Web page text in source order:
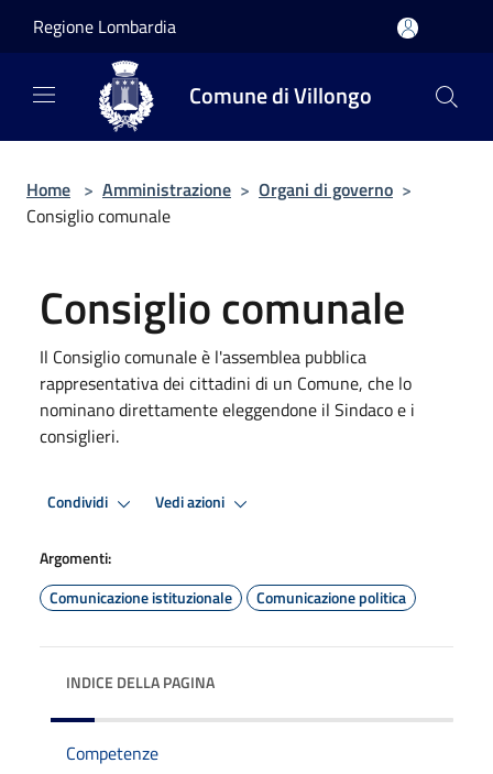
Regione Lombardia
Comune di Villongo
Home > Amministrazione > Organi di governo >
Consiglio comunale
Consiglio comunale
Il Consiglio comunale è l'assemblea pubblica
rappresentativa dei cittadini di un Comune, che lo
nominano direttamente eleggendone il Sindaco e i
consiglieri.
Condividi Vedi azioni
Argomenti:
Comunicazione istituzionale
Comunicazione politica
INDICE DELLA PAGINA
Competenze